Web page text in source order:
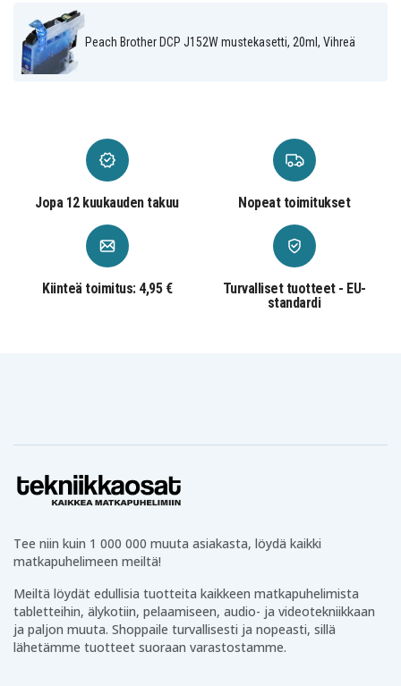
Brother MFC-J
470 Series
Peach Brother DCP J152W mustekasetti, 20ml, Vihreä
Jopa 12 kuukauden takuu Nopeat toimitukset
Kiinteä toimitus: 4,95 €
Turvalliset tuotteet - EU-
standardi
Tee niin kuin 1 000 000 muuta asiakasta, löydä kaikki
matkapuhelimeen meiltä!
Meiltä löydät edullisia tuotteita kaikkeen matkapuhelimista
tabletteihin, älykotiin, pelaamiseen, audio- ja videotekniikkaan
ja paljon muuta. Shoppaile turvallisesti ja nopeasti, sillä
lähetämme tuotteet suoraan varastostamme.